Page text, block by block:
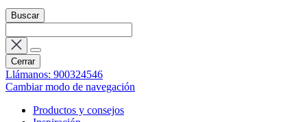
Buscar
Cerrar
Llámanos: 900324546
Cambiar modo de navegación
Productos y consejos